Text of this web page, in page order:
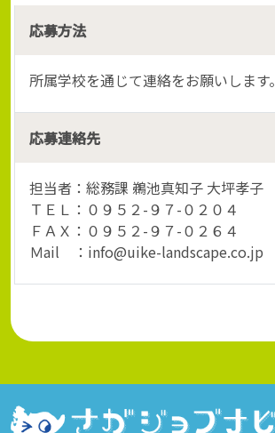
応募方法
所属学校を通じて連絡をお願いします。
応募連絡先
担当者：総務課 鵜池真知子 大坪孝子
ＴＥＬ：０９５２-９７-０２０４
ＦＡＸ：０９５２-９７-０２６４
Ｍail ：info@uike-landscape.co.jp